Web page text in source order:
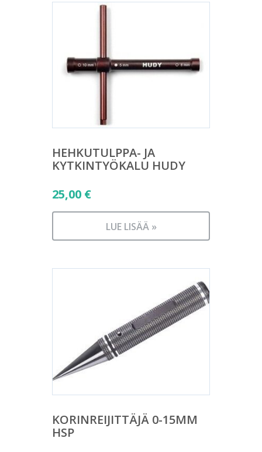
HEHKUTULPPA- JA
KYTKINTYÖKALU HUDY
25,00 €
LUE LISÄÄ »
KORINREIJITTÄJÄ 0-15MM
HSP